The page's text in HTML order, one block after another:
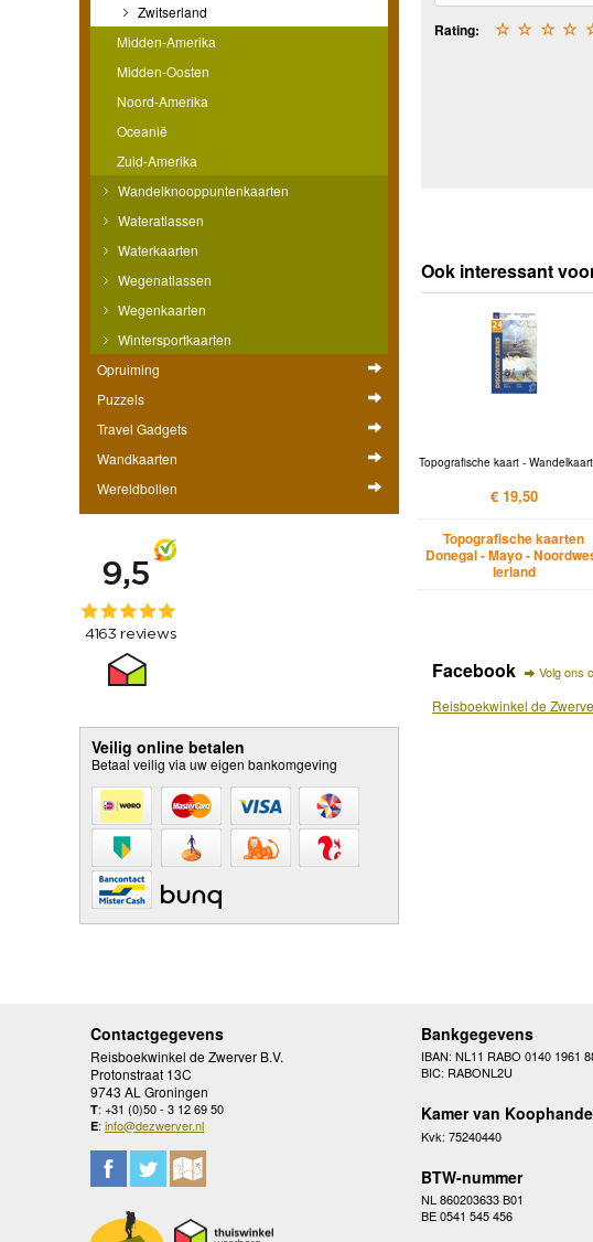
Zwitserland
Midden-Amerika
Midden-Oosten
Noord-Amerika
Oceanië
Zuid-Amerika
Wandelknooppuntenkaarten
Wateratlassen
Waterkaarten
Wegenatlassen
Wegenkaarten
Wintersportkaarten
Opruiming
Puzzels
Travel Gadgets
Wandkaarten
Wereldbollen
Veilig online betalen
Betaal veilig via uw eigen bankomgeving
Rating: ☆
☆
☆
☆
Ook interessant
Topografische kaart -
€ 19,50
Topografische kaarten
Donegal - Mayo -
Ierland
Facebook Volg ons
Reisboekwinkel de
Contactgegevens
Reisboekwinkel de Zwerver B.V.
Protonstraat 13C
9743 AL Groningen
T: +31 (0)50 - 3 12 69 50
E: info@dezwerver.nl
Bankgegevens
IBAN: NL11 RABO 0140 1961
BIC: RABONL2U
Kamer van
Kvk: 75240440
BTW-nummer
NL 860203633 B01
BE 0541 545 456